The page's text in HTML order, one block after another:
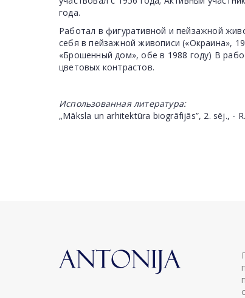
года.
Работал в фигуративной и пейзажной
себя в пейзажной живописи («Окраина»,
«Брошенный дом», обе в 1988 году) В
цветовых контрастов.
Использованная литература:
„Māksla un arhitektūra biogrāfijās”, 2. sēj., -